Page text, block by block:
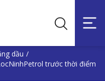
dầu /
trước thời điểm